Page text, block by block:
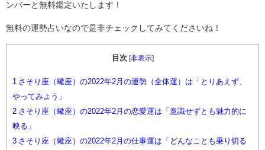
ンバーと無料鑑定いたします！
無料の運勢占いなので是非チェックしてみてくださいね！
目次 非表示]
1 さそり座（蠍座）の2022年2月の運勢（全体運）は「とりあえず、
やってみよう」
2 さそり座（蠍座）の2022年2月の恋愛運は「意識せずとも魅力的に
映る」
3 さそり座（蠍座）の2022年2月の仕事運は「どんなことも乗り切る